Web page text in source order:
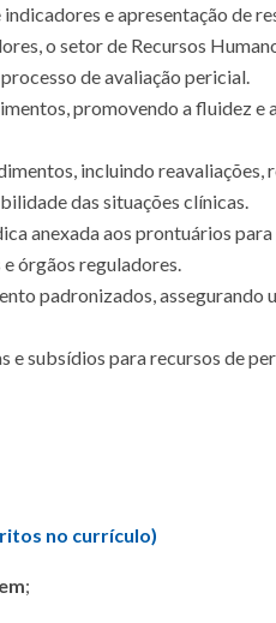
e apresentação de
o setor de Recursos
de avaliação pericial.
promovendo a fluidez e
incluindo reavaliações,
das situações clínicas.
anexada aos prontuários
órgãos reguladores.
padronizados, assegurando
e subsídios para recursos de
no currículo)
;